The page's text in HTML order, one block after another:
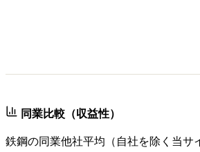
同業比較（収益性）
鉄鋼の同業他社平均（自社を除く当サ